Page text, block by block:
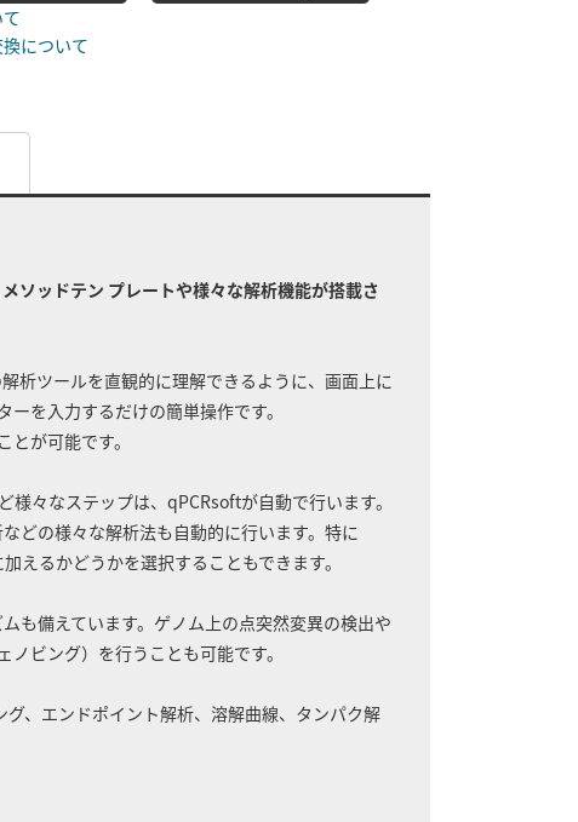
について
ソッドテン プレートや様々な解析機能が搭載さ
析ツールを直観的に理解できるように、画面上に
を入力するだけの簡単操作です。
が可能です。
々なステップは、qPCRsoftが自動で行います。
どの様々な解析法も自動的に行います。特に
えるかどうかを選択することもできます。
も備えています。ゲノム上の点突然変異の検出や
ビング）を行うことも可能です。
、エンドポイント解析、溶解曲線、タンパク解